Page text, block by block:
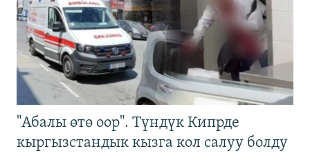
"Абалы өтө оор". Түндүк Кипрде
кыргызстандык кызга кол салуу болду